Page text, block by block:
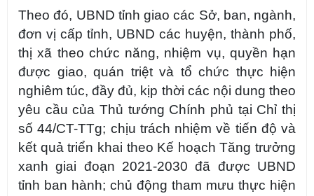
Theo đó, UBND tỉnh giao các Sở, ban, ngành,
đơn vị cấp tỉnh, UBND các huyện, thành phố,
thị xã theo chức năng, nhiệm vụ, quyền hạn
được giao, quán triệt và tổ chức thực hiện
nghiêm túc, đầy đủ, kịp thời các nội dung theo
yêu cầu của Thủ tướng Chính phủ tại Chỉ thị
số 44/CT-TTg; chịu trách nhiệm về tiến độ và
kết quả triển khai theo Kế hoạch Tăng trưởng
xanh giai đoạn 2021-2030 đã được UBND
tỉnh ban hành; chủ động tham mưu thực hiện